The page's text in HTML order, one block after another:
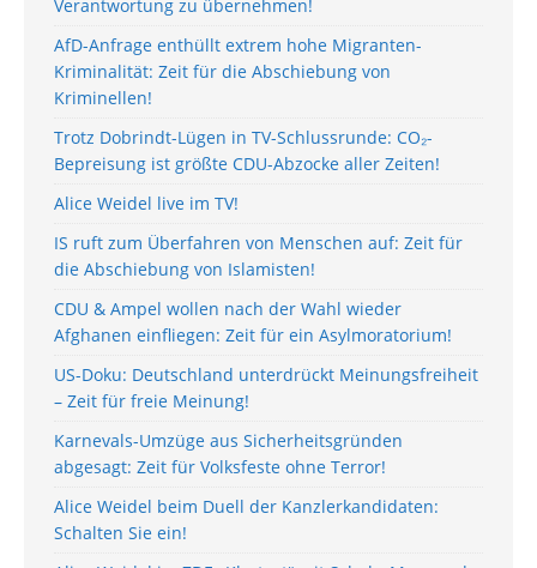
Verantwortung zu übernehmen!
AfD-Anfrage enthüllt extrem hohe Migranten-
Kriminalität: Zeit für die Abschiebung von
Kriminellen!
Trotz Dobrindt-Lügen in TV-Schlussrunde: CO₂-
Bepreisung ist größte CDU-Abzocke aller Zeiten!
Alice Weidel live im TV!
IS ruft zum Überfahren von Menschen auf: Zeit für
die Abschiebung von Islamisten!
CDU & Ampel wollen nach der Wahl wieder
Afghanen einfliegen: Zeit für ein Asylmoratorium!
US-Doku: Deutschland unterdrückt Meinungsfreiheit
– Zeit für freie Meinung!
Karnevals-Umzüge aus Sicherheitsgründen
abgesagt: Zeit für Volksfeste ohne Terror!
Alice Weidel beim Duell der Kanzlerkandidaten:
Schalten Sie ein!